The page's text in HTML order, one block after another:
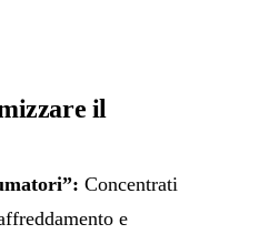
il
Concentrati
e